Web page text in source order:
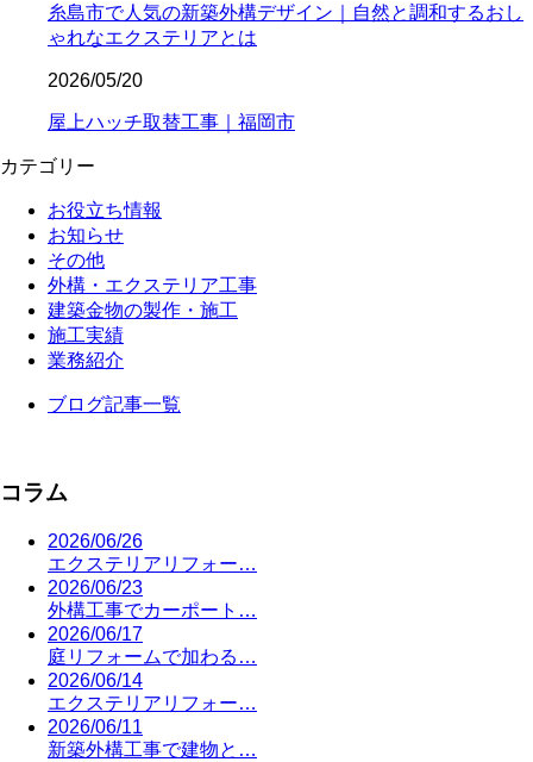
糸島市で人気の新築外構デザイン｜自然と調和するおし
ゃれなエクステリアとは
2026/05/20
屋上ハッチ取替工事｜福岡市
カテゴリー
お役立ち情報
お知らせ
その他
外構・エクステリア工事
建築金物の製作・施工
施工実績
業務紹介
ブログ記事一覧
コラム
2026/06/26
エクステリアリフォー…
2026/06/23
外構工事でカーポート…
2026/06/17
庭リフォームで加わる…
2026/06/14
エクステリアリフォー…
2026/06/11
新築外構工事で建物と…